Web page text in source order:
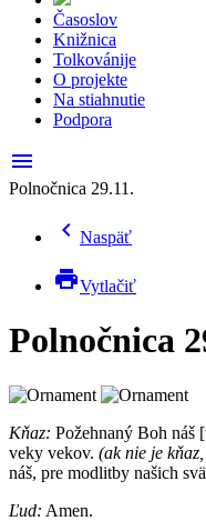
Časoslov
Knižnica
Tolkovánije
O projekte
Na stiahnutie
Podpora
menu
Polnočnica 29.11.
chevron_left Naspäť
printVytlačiť
Polnočnica
Kňaz: Požehnaný Boh náš
veky vekov. (ak nie je
náš, pre modlitby našich
Ľud: Amen.